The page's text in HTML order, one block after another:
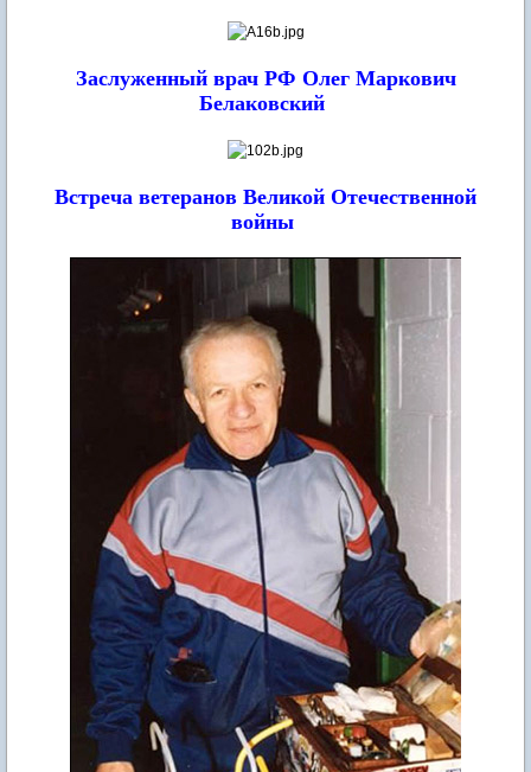
Заслуженный врач РФ Олег Маркович
Белаковский
Встреча ветеранов Великой Отечественной
войны